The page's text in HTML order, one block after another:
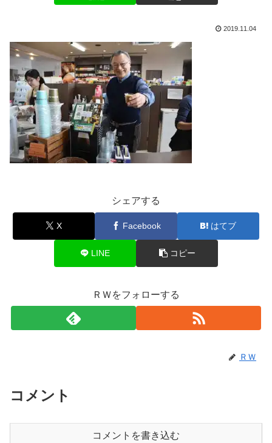
2019.11.04
シェアする
X Facebook はてブ
LINE コピー
ＲＷをフォローする
ＲＷ
コメント
コメントを書き込む